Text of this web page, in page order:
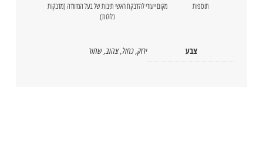
תוספות
מקום ייעודי להדבקת ראשי תיבות של בעל המזוודה (מדבקות
כלולות)
צבע ירוק,כחול,צהוב,שחור